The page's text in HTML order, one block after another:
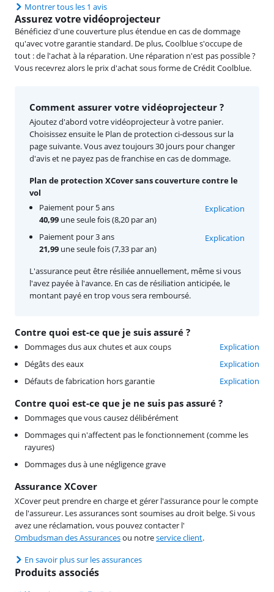
Montrer tous les 1 avis
Assurez votre vidéoprojecteur
Bénéficiez d'une couverture plus étendue en cas de dommage
qu'avec votre garantie standard. De plus, Coolblue s'occupe de
tout : de l'achat à la réparation. Une réparation n'est pas possible ?
Vous recevrez alors le prix d'achat sous forme de Crédit Coolblue.
Contre quoi est-ce que je suis assuré ?
Dommages dus aux chutes et aux coups
Explication
Dégâts des eaux
Explication
Défauts de fabrication hors garantie
Explication
Contre quoi est-ce que je ne suis pas assuré ?
Dommages que vous causez délibérément
Dommages qui n'affectent pas le fonctionnement (comme les
rayures)
Dommages dus à une négligence grave
Assurance XCover
XCover peut prendre en charge et gérer l'assurance pour le compte
de l'assureur. Les assurances sont soumises au droit belge. Si vous
avez une réclamation, vous pouvez contacter l'
Ombudsman des Assurancesou notreservice client.
En savoir plus sur les assurances
Comment assurer votre vidéoprojecteur ?
Ajoutez d'abord votre vidéoprojecteur à votre panier.
Choisissez ensuite le Plan de protection ci-dessous sur la
page suivante. Vous avez toujours 30 jours pour changer
d'avis et ne payez pas de franchise en cas de dommage.
Plan de protection XCover sans couverture contre le
vol
Paiement pour 5 ans
40,99 une seule fois (8,20 par an)
Explication
Paiement pour 3 ans
21,99 une seule fois (7,33 par an)
Explication
L'assurance peut être résiliée annuellement, même si vous
l'avez payée à l'avance. En cas de résiliation anticipée, le
montant payé en trop vous sera remboursé.
Produits associés